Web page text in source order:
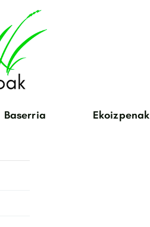
Baserria Ekoizpenak